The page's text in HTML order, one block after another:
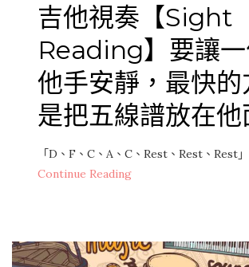
吉他視奏【Sight
Reading】要讓
他手安靜，最快的
是把五線譜放在他
「D、F、C、A、C、Rest、Rest、Rest
Continue Reading